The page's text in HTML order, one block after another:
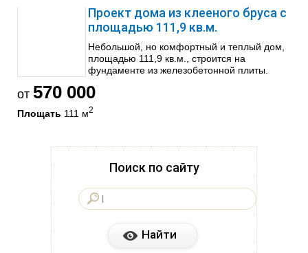
Проект дома из клееного бруса с
площадью 111,9 кв.м.
Небольшой, но комфортный и теплый дом,
площадью 111,9 кв.м., строится на
фундаменте из железобетонной плиты.
от 570 000
Площать 111 м2
Поиск по сайту